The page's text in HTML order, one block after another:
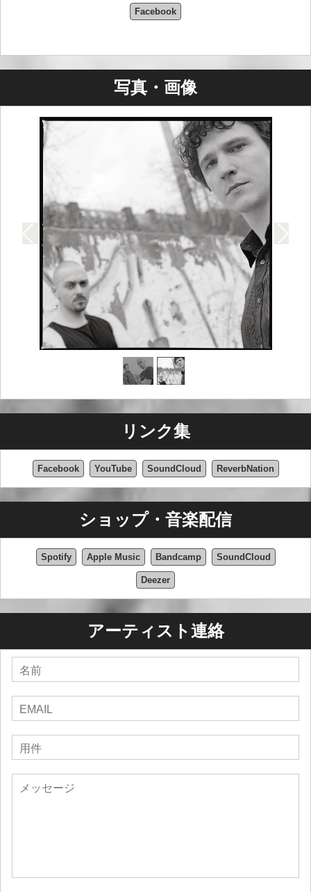
Facebook
写真・画像
リンク集
Facebook YouTube SoundCloud ReverbNation
ショップ・音楽配信
Spotify Apple Music Bandcamp SoundCloud
Deezer
アーティスト連絡